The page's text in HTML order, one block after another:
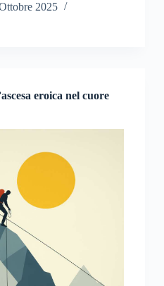
2025
eroica nel cuore